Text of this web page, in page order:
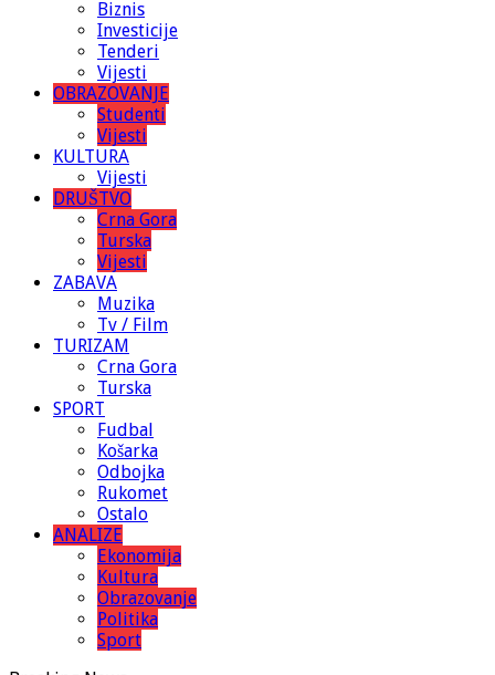
Biznis
Investicije
Tenderi
Vijesti
OBRAZOVANJE
Studenti
Vijesti
KULTURA
Vijesti
DRUŠTVO
Crna Gora
Turska
Vijesti
ZABAVA
Muzika
Tv / Film
TURIZAM
Crna Gora
Turska
SPORT
Fudbal
Košarka
Odbojka
Rukomet
Ostalo
ANALIZE
Ekonomija
Kultura
Obrazovanje
Politika
Sport